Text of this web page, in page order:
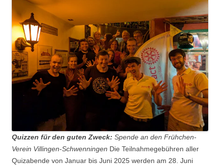
Quizzen für den guten Zweck: Spende an den Frühchen-
Verein Villingen-Schwenningen Die Teilnahmegebühren aller
Quizabende von Januar bis Juni 2025 werden am 28. Juni